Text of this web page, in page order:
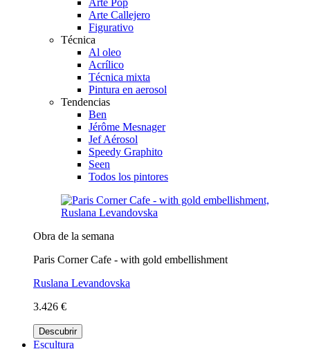
Arte Callejero
Figurativo
Técnica
Al oleo
Acrílico
Técnica mixta
Pintura en aerosol
Tendencias
Ben
Jérôme Mesnager
Jef Aérosol
Speedy Graphito
Seen
Todos los pintores
Obra de la semana
Paris Corner Cafe - with gold embellishment
Ruslana Levandovska
3.426 €
Descubrir
Escultura